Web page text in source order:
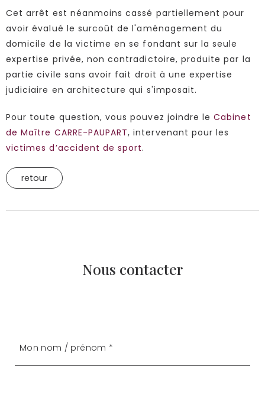
Cet arrêt est néanmoins cassé partiellement pour
avoir évalué le surcoût de l'aménagement du
domicile de la victime en se fondant sur la seule
expertise privée, non contradictoire, produite par la
partie civile sans avoir fait droit à une expertise
judiciaire en architecture qui s'imposait.
Pour toute question, vous pouvez joindre leCabinet
de Maître CARRE-PAUPART, intervenant pour les
victimes d’accident de sport.
retour
Nous contacter